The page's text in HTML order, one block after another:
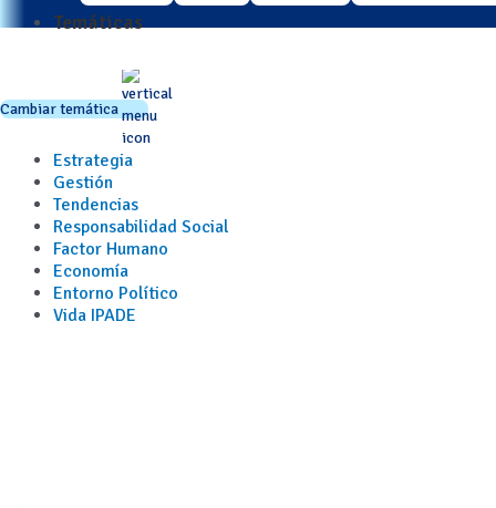
Temáticas
Cambiar temática
Estrategia
Gestión
Tendencias
Responsabilidad Social
Factor Humano
Economía
Entorno Político
Vida IPADE